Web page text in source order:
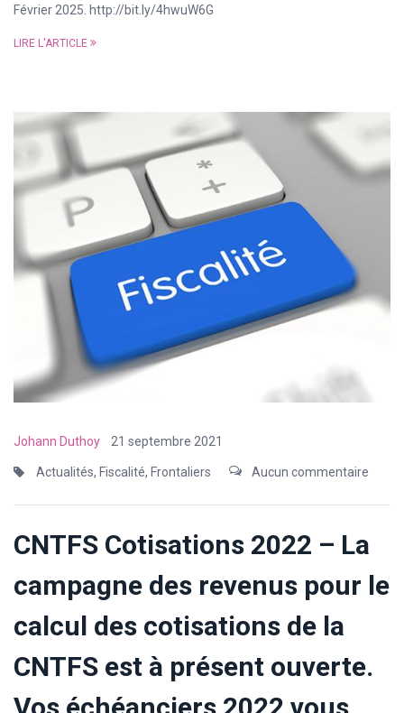
Février 2025. http://bit.ly/4hwuW6G
LIRE L'ARTICLE
Johann Duthoy 21 septembre 2021
Actualités, Fiscalité, Frontaliers Aucun commentaire
CNTFS Cotisations 2022 – La
campagne des revenus pour le
calcul des cotisations de la
CNTFS est à présent ouverte.